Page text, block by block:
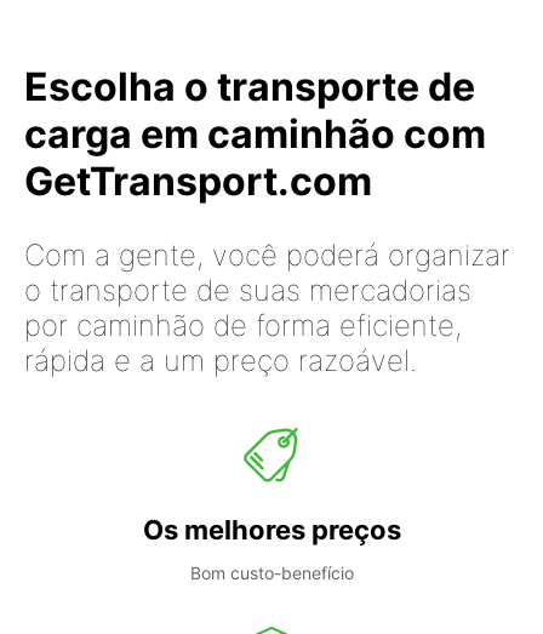
Escolha o transporte de
carga em caminhão com
GetTransport.com
Com a gente, você poderá organizar
o transporte de suas mercadorias
por caminhão de forma eficiente,
rápida e a um preço razoável.
Os melhores preços
Bom custo-benefício